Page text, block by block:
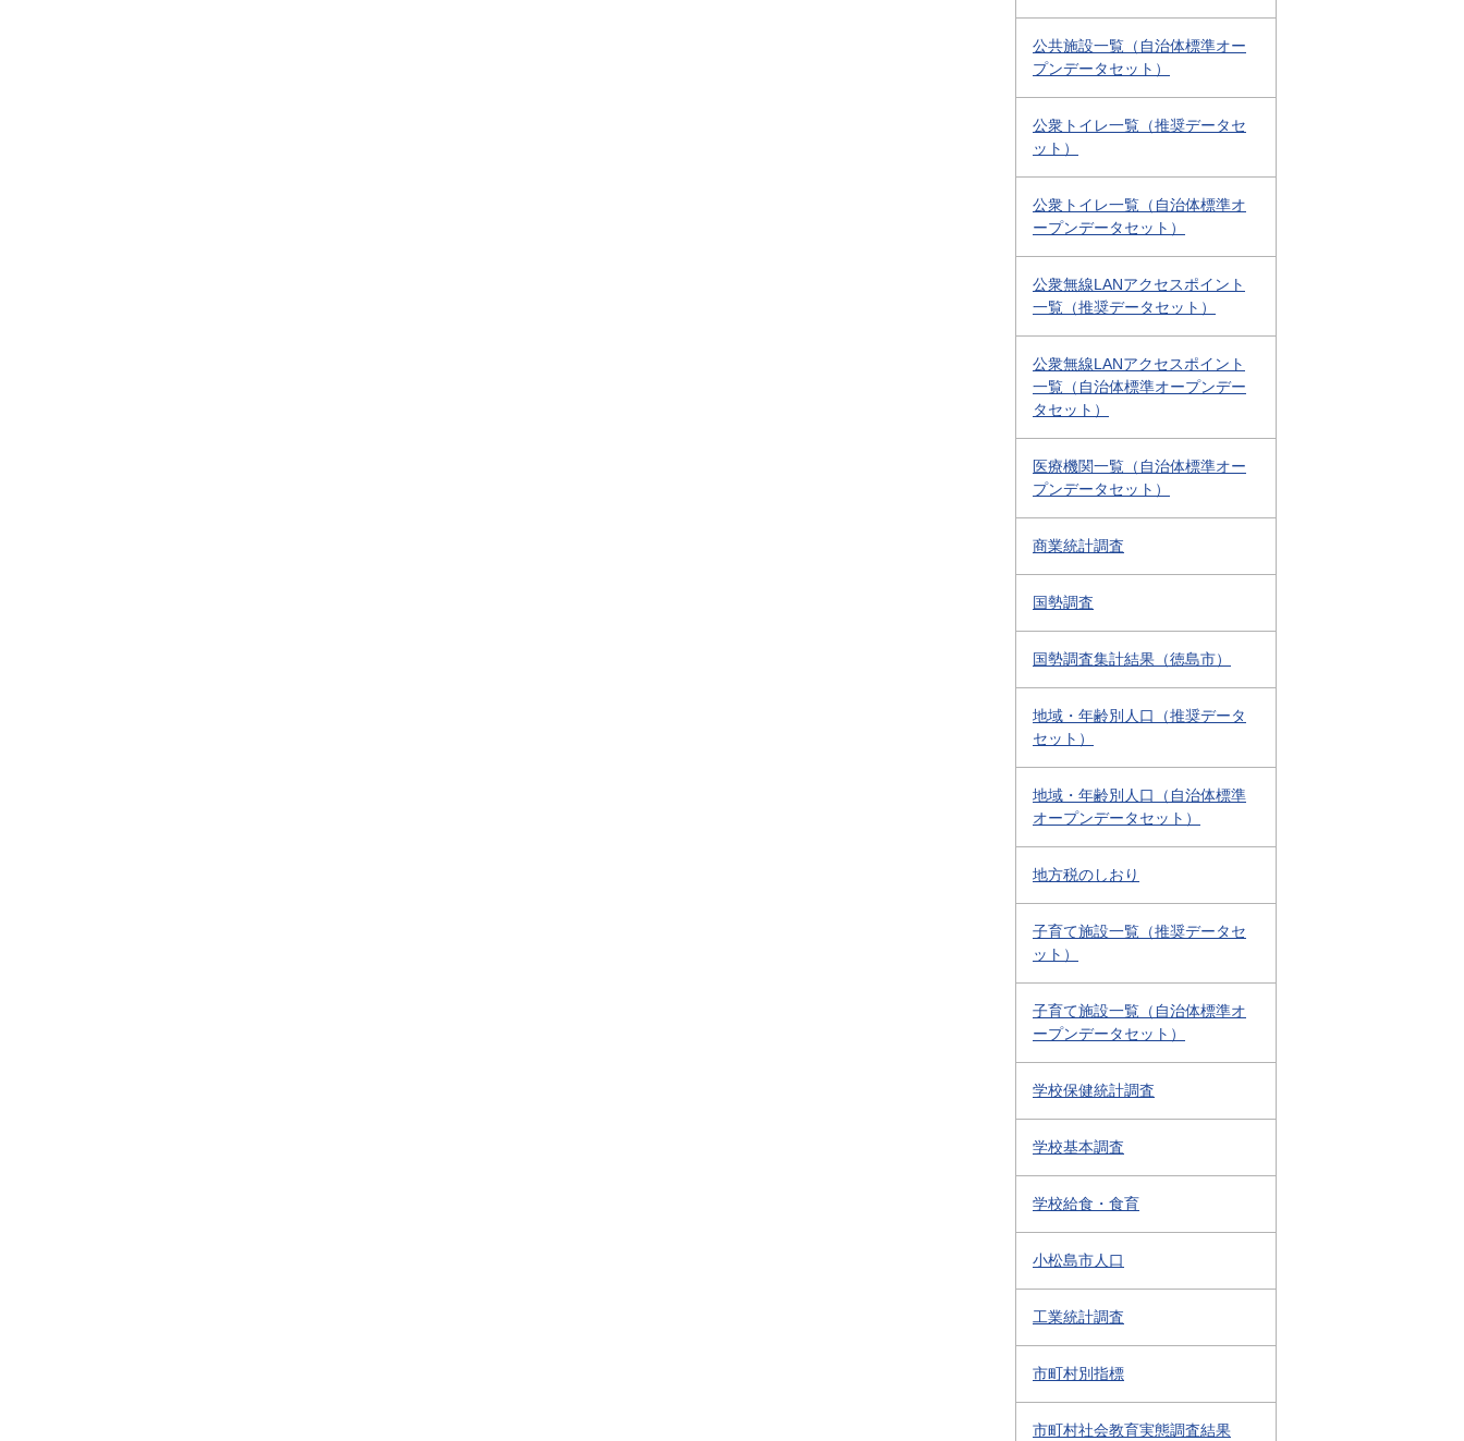
公共施設一覧（自治体標準オー
プンデータセット）
公衆トイレ一覧（推奨データセ
ット）
公衆トイレ一覧（自治体標準オ
ープンデータセット）
公衆無線LANアクセスポイント
一覧（推奨データセット）
公衆無線LANアクセスポイント
一覧（自治体標準オープンデー
タセット）
医療機関一覧（自治体標準オー
プンデータセット）
商業統計調査
国勢調査
国勢調査集計結果（徳島市）
地域・年齢別人口（推奨データ
セット）
地域・年齢別人口（自治体標準
オープンデータセット）
地方税のしおり
子育て施設一覧（推奨データセ
ット）
子育て施設一覧（自治体標準オ
ープンデータセット）
学校保健統計調査
学校基本調査
学校給食・食育
小松島市人口
工業統計調査
市町村別指標
市町村社会教育実態調査結果